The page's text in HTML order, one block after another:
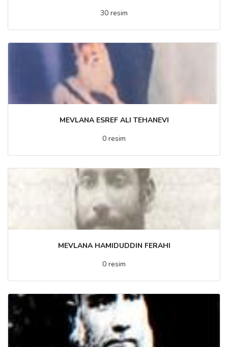
30 resim
MEVLANA ESREF ALI TEHANEVI
0 resim
MEVLANA HAMIDUDDIN FERAHI
0 resim